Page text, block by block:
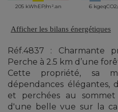
205 kWhEP/m².an 6
Afficher les bilans énergétiques
Réf.4837 : Charmante
Perche à 2.5 km d’une
Cette propriété, sa
dépendances élégantes,
et perchées au
d'une belle vue sur la